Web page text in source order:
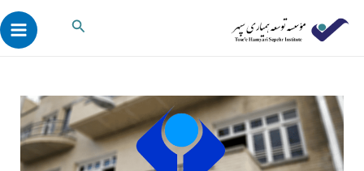
جستجو
نوشته